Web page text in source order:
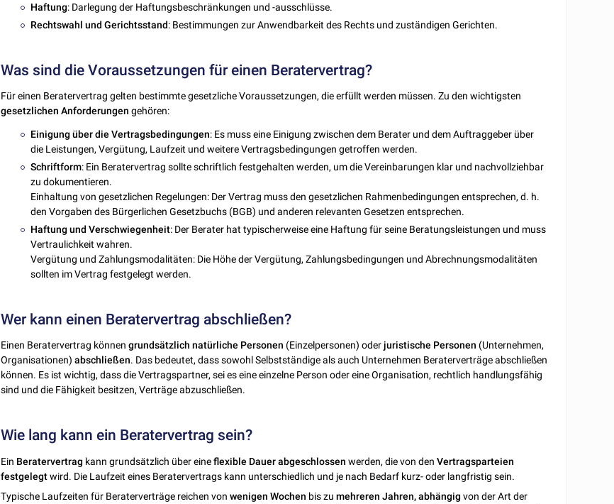
Haftung: Darlegung der Haftungsbeschränkungen und -ausschlüsse.
Rechtswahl und Gerichtsstand: Bestimmungen zur Anwendbarkeit des Rechts und zuständigen Gerichten.
Was sind die Voraussetzungen für einen Beratervertrag?
Für einen Beratervertrag gelten bestimmte gesetzliche Voraussetzungen, die erfüllt werden müssen. Zu den wichtigsten
gesetzlichen Anforderungen gehören:
Einigung überdie Vertragsbedingungen: Es muss eine Einigung zwischen dem Berater und dem Auftraggeber über
die Leistungen, Vergütung, Laufzeit und weitere Vertragsbedingungen getroffen werden.
Schriftform: Ein Beratervertrag sollte schriftlich festgehalten werden, um die Vereinbarungen klar und nachvollziehbar
zu dokumentieren.
Einhaltung von gesetzlichen Regelungen: Der Vertrag muss den gesetzlichen Rahmenbedingungen entsprechen, d. h.
den Vorgaben des Bürgerlichen Gesetzbuchs (BGB) und anderen relevanten Gesetzen entsprechen.
Haftung und Verschwiegenheit: Der Berater hat typischerweise eine Haftung für seine Beratungsleistungen und muss
Vertraulichkeit wahren.
Vergütung und Zahlungsmodalitäten: Die Höhe der Vergütung, Zahlungsbedingungen und Abrechnungsmodalitäten
sollten im Vertrag festgelegt werden.
Wer kann einen Beratervertrag abschließen?
Einen Beratervertrag könnengrundsätzlich natürliche Personen (Einzelpersonen) oderjuristische Personen (Unternehmen,
Organisationen)abschließen. Das bedeutet, dass sowohl Selbstständige als auch Unternehmen Beraterverträge abschließen
können. Es ist wichtig, dass die Vertragspartner, sei es eine einzelne Person oder eine Organisation, rechtlich handlungsfähig
sind und die Fähigkeit besitzen, Verträge abzuschließen.
Wie lang kann ein Beratervertrag sein?
Ein Beratervertrag kann grundsätzlich über eineflexible Dauer abgeschlossen werden, die von denVertragsparteien
festgelegtwird. Die Laufzeit eines Beratervertrags kann unterschiedlich und je nach Bedarf kurz- oder langfristig sein.
Typische Laufzeiten für Beraterverträge reichen vonwenigen Wochen bis zumehreren Jahren, abhängig von der Art der